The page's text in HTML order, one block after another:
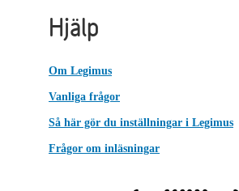
Hjälp
Om Legimus
Vanliga frågor
Så här gör du inställningar i Legimus
Frågor om inläsningar